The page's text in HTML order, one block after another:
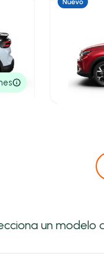
Citroën
Hybrid
4,70 l/100
25.990€
P.V.P. contado
un modelo